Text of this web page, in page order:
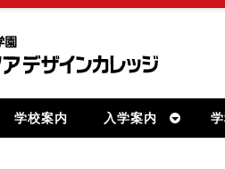
学校案内 入学案内